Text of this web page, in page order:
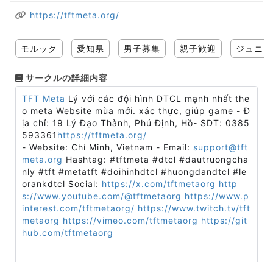
https://tftmeta.org/
モルック 愛知県 男子募集 親子歓迎 ジュニア
サークルの詳細内容
TFT Meta Lý với các đội hình DTCL mạnh nhất the
o meta Website mùa mới. xác thực, giúp game - Đ
ịa chỉ: 19 Lý Đạo Thành, Phú Định, Hồ- SDT: 0385
593361 https://tftmeta.org/
- Website: Chí Minh, Vietnam - Email: support@tft
meta.org Hashtag: #tftmeta #dtcl #dautruongcha
nly #tft #metatft #doihinhdtcl #huongdandtcl #le
orankdtcl Social: https://x.com/tftmetaorg http
s://www.youtube.com/@tftmetaorg https://www.p
interest.com/tftmetaorg/ https://www.twitch.tv/tft
metaorg https://vimeo.com/tftmetaorg https://git
hub.com/tftmetaorg